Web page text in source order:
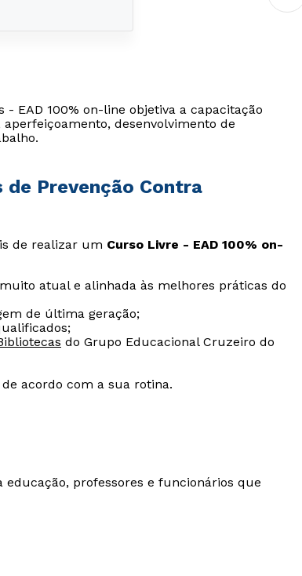
EAD 100% on-line objetiva a capacitação
desenvolvimento de
Prevenção Contra
de realizar um Curso Livre - EAD 100% on-
atual e alinhada às melhores práticas do
de última geração;
do Grupo Educacional Cruzeiro do
acordo com a sua rotina.
professores e funcionários que